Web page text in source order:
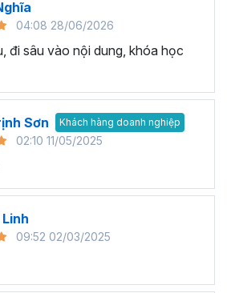
tăng hiệu suất làm việc hiệu quả
minh:
ràng về tình hình và xu hướng. Nhờ
định trên suy đoán thiếu tính
bạn ra quyết định dựa trên dữ liệu
đó giúp tối ưu hóa kết quả và đạt
04:08 28/06/2026
đi sâu vào nội dung, khóa học
Sơn Khách hàng doanh nghiệp
02:10 11/05/2025
09:52 02/03/2025